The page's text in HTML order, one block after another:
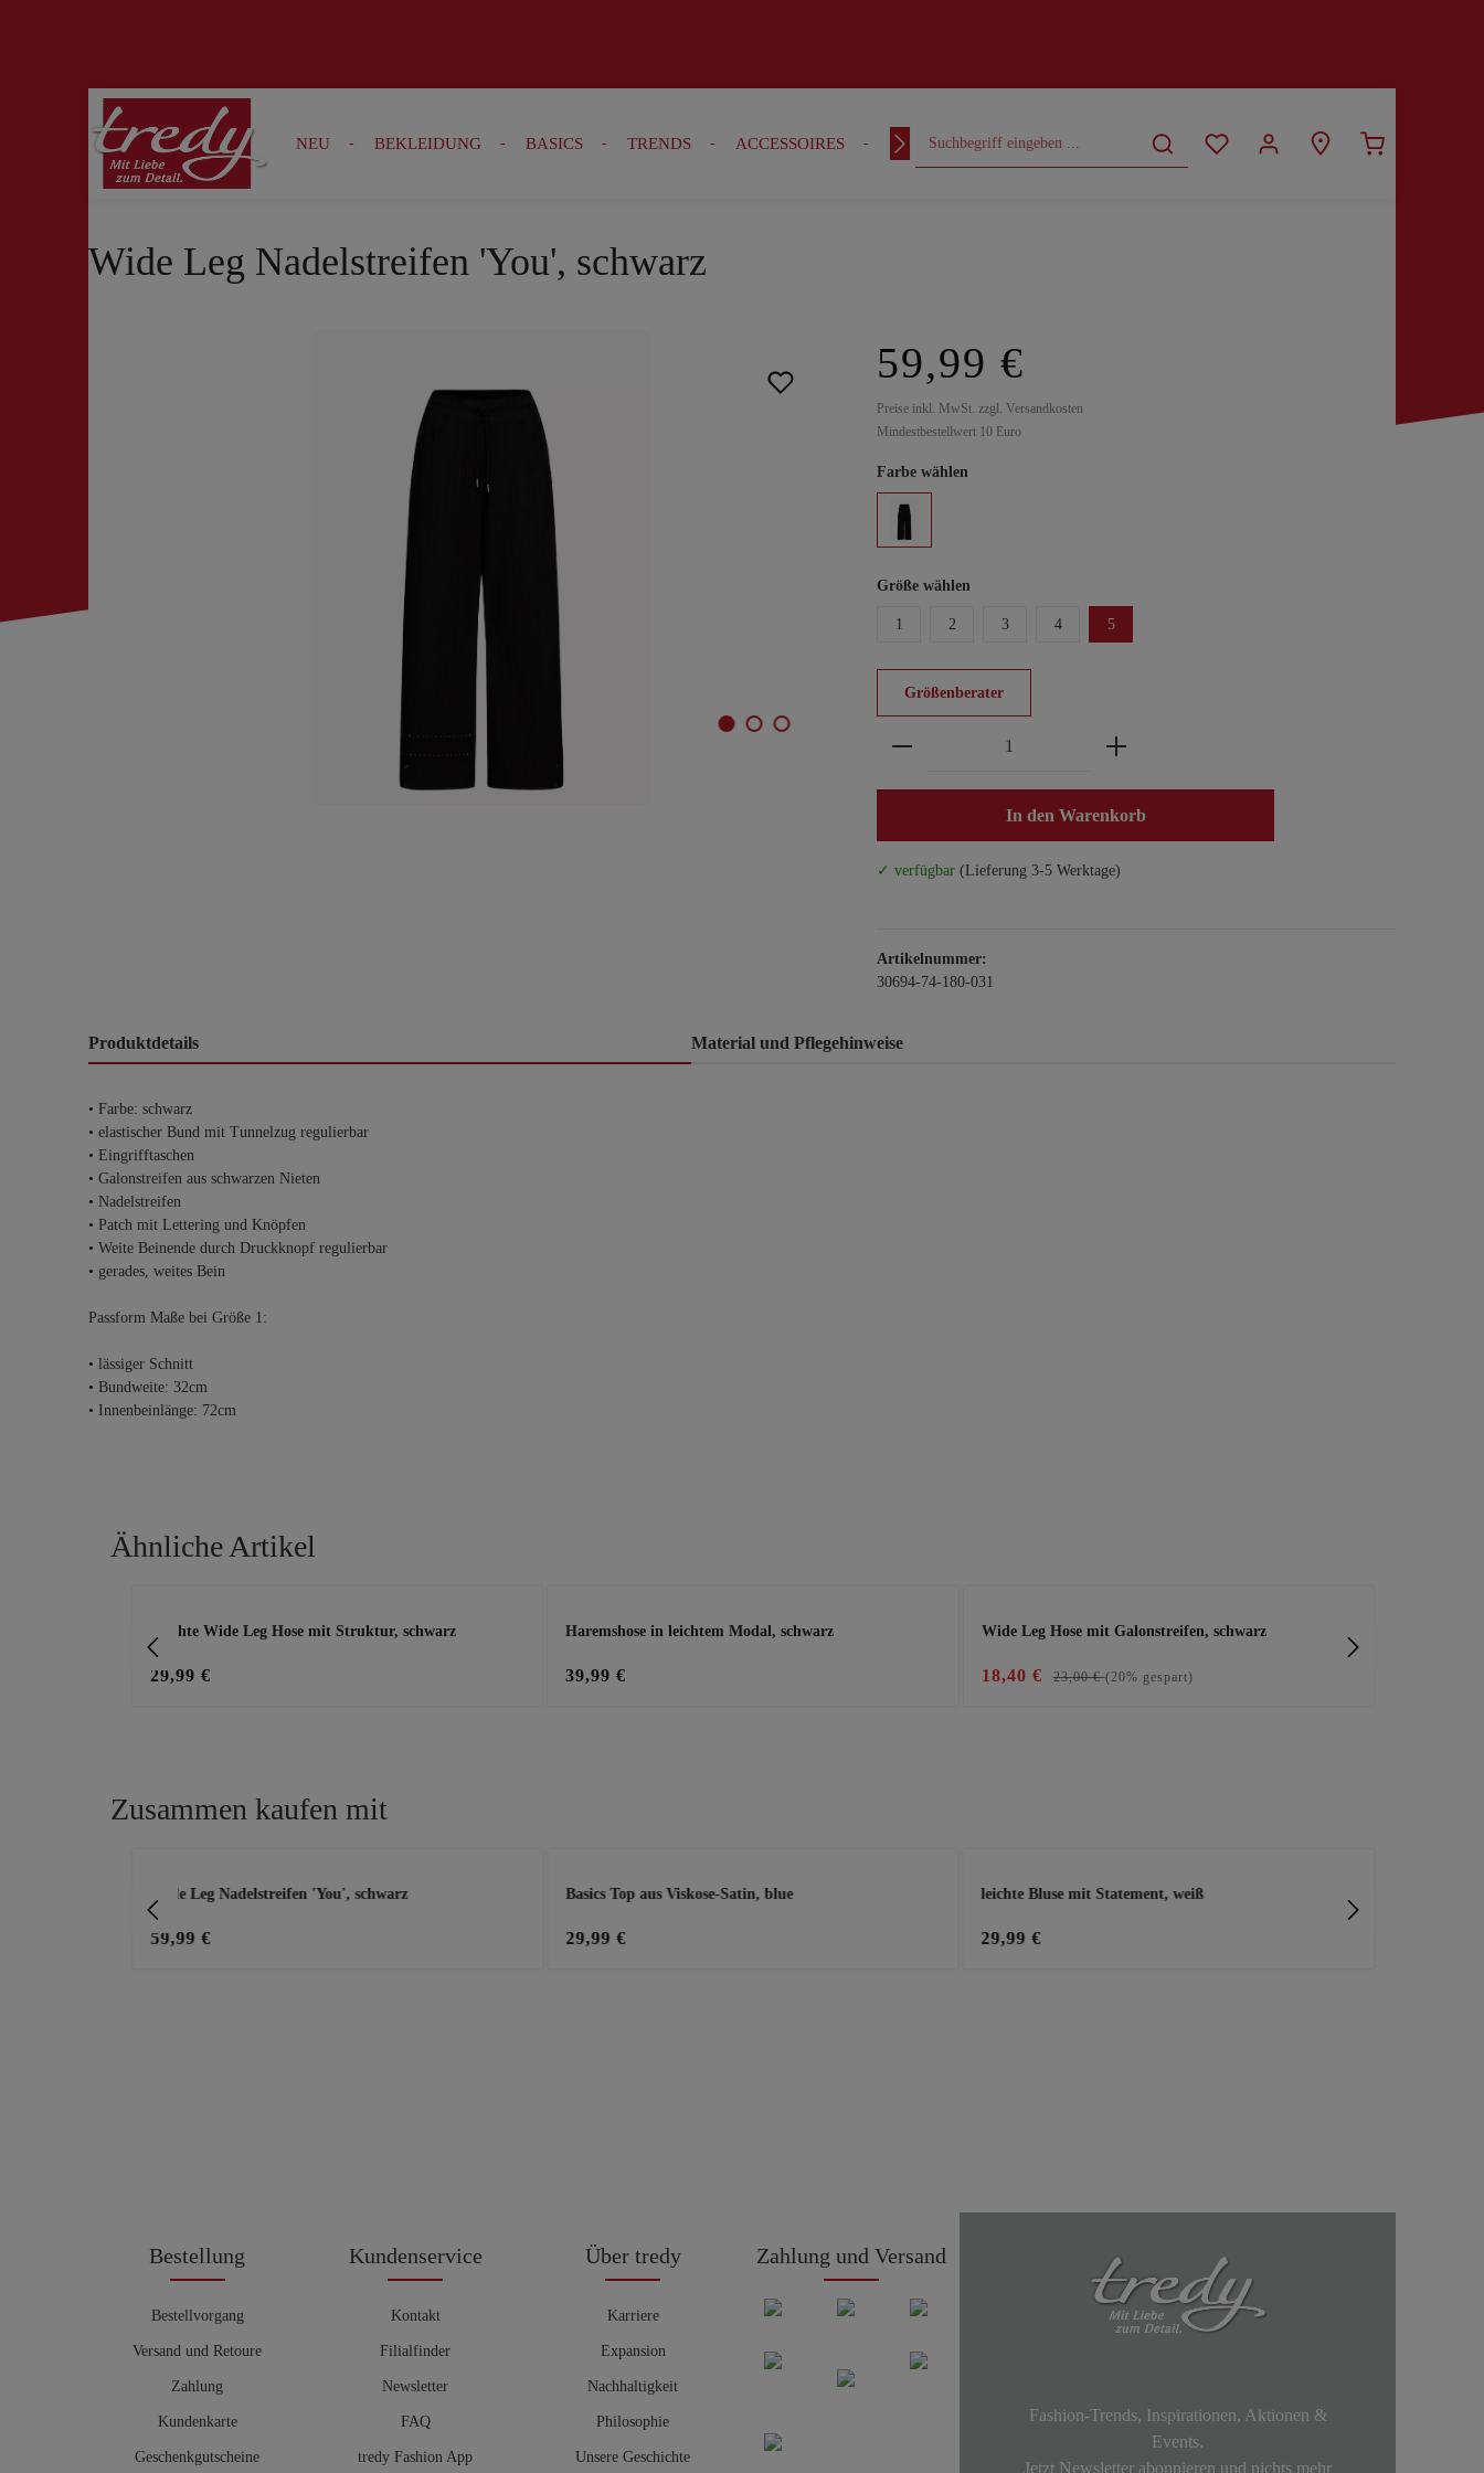
Zur Suche springen Zur Hauptnavigation springen
NEU BEKLEIDUNG BASICS TRENDS ACCESSOIRES OUTFITS CURVY
Wide Leg Nadelstreifen 'You', schwarz
59,99 €
Preise inkl. MwSt. zzgl. Versandkosten
Mindestbestellwert 10 Euro
Farbe wählen
Größe wählen
1 2 3 4 5
Größenberater
Produkt Anzahl: Gib den gewünschten Wert ein oder
In den Warenkorb
✓ verfügbar (Lieferung 3-5 Werktage)
Artikelnummer:
30694-74-180-031
Produktdetails Material und Pflegehinweise
• Farbe: schwarz
• elastischer Bund mit Tunnelzug regulierbar
• Eingrifftaschen
• Galonstreifen aus schwarzen Nieten
• Nadelstreifen
• Patch mit Lettering und Knöpfen
• Weite Beinende durch Druckknopf regulierbar
• gerades, weites Bein
Passform Maße bei Größe 1:
• lässiger Schnitt
• Bundweite: 32cm
• Innenbeinlänge: 72cm
Ähnliche Artikel
Leichte Wide Leg Hose mit Struktur, schwarz
29,99 €
Haremshose in leichtem Modal, schwarz
39,99 €
Wide Leg Hose mit Galonstreifen, schwarz
18,40 € 23,00 €(20% gespart)
Zusammen kaufen mit
Wide Leg Nadelstreifen 'You', schwarz
59,99 €
Basics Top aus Viskose-Satin, blue
29,99 €
leichte Bluse mit Statement, weiß
29,99 €
Bestellung
Bestellvorgang
Versand und Retoure
Zahlung
Kundenkarte
Geschenkgutscheine
Kundenservice
Kontakt
Filialfinder
Newsletter
FAQ
tredy Fashion App
Über tredy
Karriere
Expansion
Nachhaltigkeit
Philosophie
Unsere Geschichte
Zahlung und Versand
Fashion-Trends, Inspirationen, Aktionen &
Events.
Jetzt Newsletter abonnieren und nichts mehr